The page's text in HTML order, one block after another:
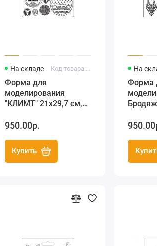
На складе Код товара: K3PTA4516
Форма для
моделирования
"КЛИМТ" 21х29,7 см,
950.00р.
Купить
На
Форма